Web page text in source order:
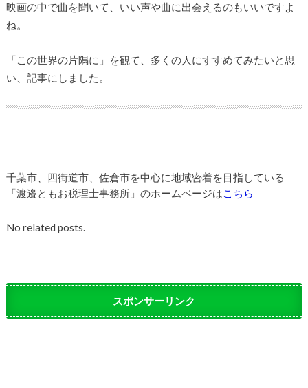
映画の中で曲を聞いて、いい声や曲に出会えるのもいいですよ
ね。
「この世界の片隅に」を観て、多くの人にすすめてみたいと思
い、記事にしました。
千葉市、四街道市、佐倉市を中心に地域密着を目指している
「渡邉ともお税理士事務所」のホームページは こちら
No related posts.
スポンサーリンク